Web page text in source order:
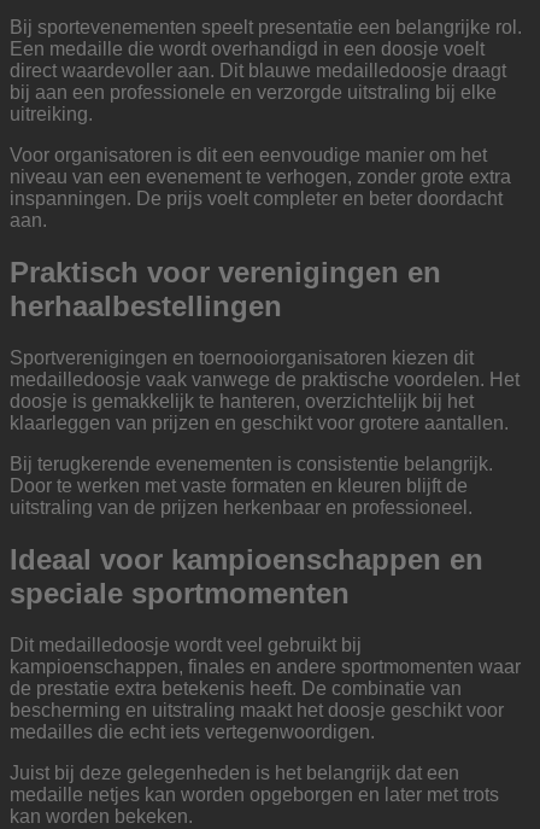
Bij sportevenementen speelt presentatie een belangrijke rol.
Een medaille die wordt overhandigd in een doosje voelt
direct waardevoller aan. Dit blauwe medailledoosje draagt
bij aan een professionele en verzorgde uitstraling bij elke
uitreiking.
Voor organisatoren is dit een eenvoudige manier om het
niveau van een evenement te verhogen, zonder grote extra
inspanningen. De prijs voelt completer en beter doordacht
aan.
Praktisch voor verenigingen en
herhaalbestellingen
Sportverenigingen en toernooiorganisatoren kiezen dit
medailledoosje vaak vanwege de praktische voordelen. Het
doosje is gemakkelijk te hanteren, overzichtelijk bij het
klaarleggen van prijzen en geschikt voor grotere aantallen.
Bij terugkerende evenementen is consistentie belangrijk.
Door te werken met vaste formaten en kleuren blijft de
uitstraling van de prijzen herkenbaar en professioneel.
Ideaal voor kampioenschappen en
speciale sportmomenten
Dit medailledoosje wordt veel gebruikt bij
kampioenschappen, finales en andere sportmomenten waar
de prestatie extra betekenis heeft. De combinatie van
bescherming en uitstraling maakt het doosje geschikt voor
medailles die echt iets vertegenwoordigen.
Juist bij deze gelegenheden is het belangrijk dat een
medaille netjes kan worden opgeborgen en later met trots
kan worden bekeken.